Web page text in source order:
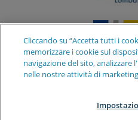
Cliccando su “Accetta tutti i
memorizzare i cookie sul
navigazione del sito, analizzare
nelle nostre attività di